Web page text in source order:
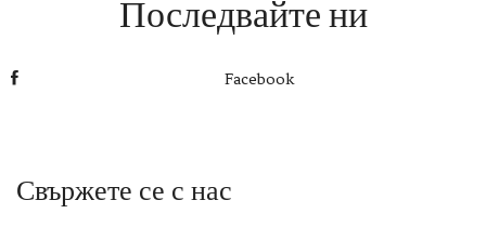
Последвайте ни
Facebook
Свържете се с нас